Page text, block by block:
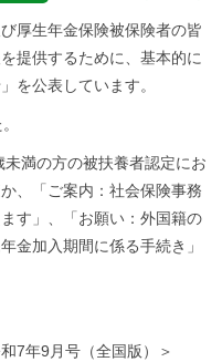
厚生年金保険被保険者の皆
提供するために、基本的に
を公表しています。
満の方の被扶養者認定にお
、「ご案内：社会保険事務
す」、「お願い：外国籍の
金加入期間に係る手続き」
7年9月号（全国版）＞